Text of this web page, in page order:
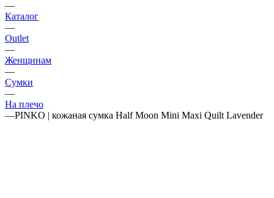
—
Каталог
—
Outlet
—
Женщинам
—
Сумки
—
На плечо
—PINKO | кожаная сумка Half Moon Mini Maxi Quilt Lavender